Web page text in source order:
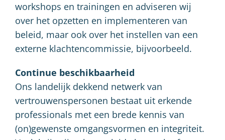
workshops en trainingen en adviseren wij
over het opzetten en implementeren van
beleid, maar ook over het instellen van een
externe klachtencommissie, bijvoorbeeld.
Continue beschikbaarheid
Ons landelijk dekkend netwerk van
vertrouwenspersonen bestaat uit erkende
professionals met een brede kennis van
(on)gewenste omgangsvormen en integriteit.